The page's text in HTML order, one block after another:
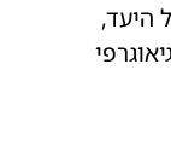
היעד,